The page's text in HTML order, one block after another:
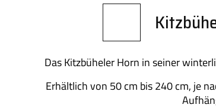
Das Kitzbüheler Horn in seiner
Erhältlich von 50 cm bis 240 cm, je